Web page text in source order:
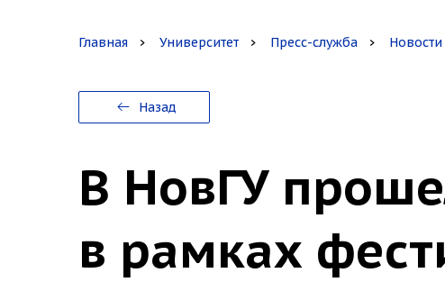
Главная Университет Пресс-служба Новости
Назад
В НовГУ
в рамках